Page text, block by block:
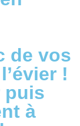
de vos
!
puis
à